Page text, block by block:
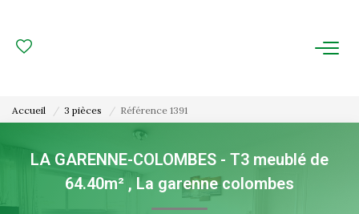
ESTIMATION
FAIRE GÉRER
Accueil 3 pièces Référence 1391
LA GARENNE-COLOMBES - T3 meublé de
64.40m² , La garenne colombes